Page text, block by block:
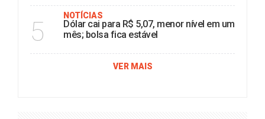
5
NOTÍCIAS
Dólar cai para R$ 5,07, menor nível em um
mês; bolsa fica estável
VER MAIS